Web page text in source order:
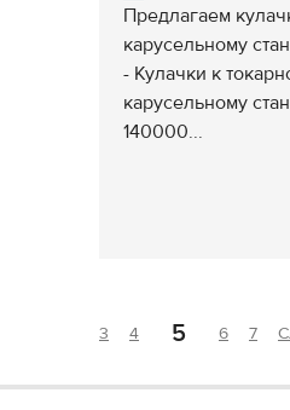
Предлагаем
карусельному
- Кулачки к
карусельному
140000...
3 4 5 6 7